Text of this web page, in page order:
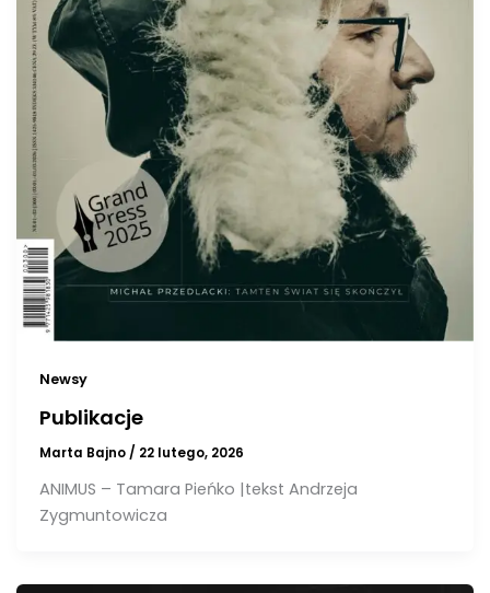
Newsy
Publikacje
Marta Bajno / 22 lutego, 2026
ANIMUS – Tamara Pieńko |tekst Andrzeja
Zygmuntowicza